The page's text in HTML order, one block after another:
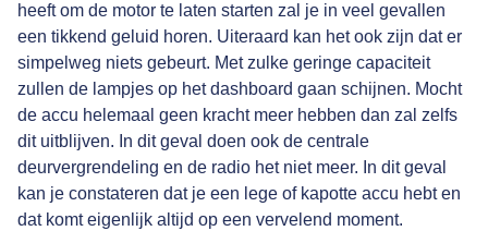
heeft om de motor te laten starten zal je in veel gevallen
een tikkend geluid horen. Uiteraard kan het ook zijn dat er
simpelweg niets gebeurt. Met zulke geringe capaciteit
zullen de lampjes op het dashboard gaan schijnen. Mocht
de accu helemaal geen kracht meer hebben dan zal zelfs
dit uitblijven. In dit geval doen ook de centrale
deurvergrendeling en de radio het niet meer. In dit geval
kan je constateren dat je een lege of kapotte accu hebt en
dat komt eigenlijk altijd op een vervelend moment.